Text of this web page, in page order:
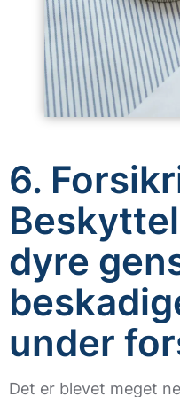
6.
dyre
under
Det er blevet meget